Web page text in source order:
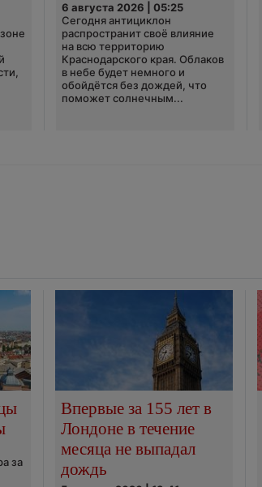
6 августа 2026 | 05:25
Сегодня антициклон
распространит своё влияние
на всю территорию
Краснодарского края. Облаков
в небе будет немного и
обойдётся без дождей, что
поможет солнечным...
за
Впервые за 155 лет в
Лондоне в течение
месяца не выпадал
дождь